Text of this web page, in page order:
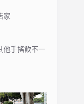
家
他手搖飲不一